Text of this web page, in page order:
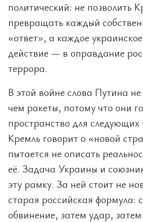
политический: не позволить
превращать каждый
«ответ», а каждое
действие — в оправдание
террора.
В этой войне слова Путина
чем ракеты, потому что они
пространство для следующих
Кремль говорит о «новой
пытается не описать
её. Задача Украины и
эту рамку. За ней стоит не
старая российская формула:
обвинение, затем удар,